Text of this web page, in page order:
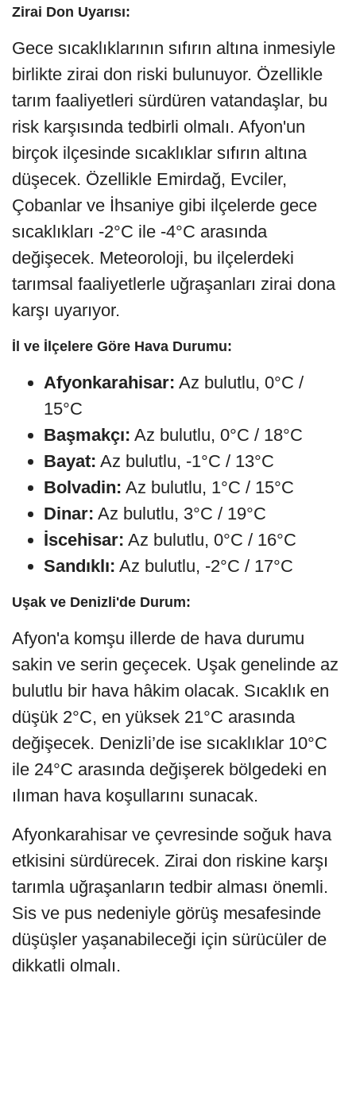
Zirai Don Uyarısı:
Gece sıcaklıklarının sıfırın altına inmesiyle
birlikte zirai don riski bulunuyor. Özellikle
tarım faaliyetleri sürdüren vatandaşlar, bu
risk karşısında tedbirli olmalı. Afyon'un
birçok ilçesinde sıcaklıklar sıfırın altına
düşecek. Özellikle Emirdağ, Evciler,
Çobanlar ve İhsaniye gibi ilçelerde gece
sıcaklıkları -2°C ile -4°C arasında
değişecek. Meteoroloji, bu ilçelerdeki
tarımsal faaliyetlerle uğraşanları zirai dona
karşı uyarıyor.
İl ve İlçelere Göre Hava Durumu:
Afyonkarahisar: Az bulutlu, 0°C /
15°C
Başmakçı: Az bulutlu, 0°C / 18°C
Bayat: Az bulutlu, -1°C / 13°C
Bolvadin: Az bulutlu, 1°C / 15°C
Dinar: Az bulutlu, 3°C / 19°C
İscehisar: Az bulutlu, 0°C / 16°C
Sandıklı: Az bulutlu, -2°C / 17°C
Uşak ve Denizli'de Durum:
Afyon'a komşu illerde de hava durumu
sakin ve serin geçecek. Uşak genelinde az
bulutlu bir hava hâkim olacak. Sıcaklık en
düşük 2°C, en yüksek 21°C arasında
değişecek. Denizli’de ise sıcaklıklar 10°C
ile 24°C arasında değişerek bölgedeki en
ılıman hava koşullarını sunacak.
Afyonkarahisar ve çevresinde soğuk hava
etkisini sürdürecek. Zirai don riskine karşı
tarımla uğraşanların tedbir alması önemli.
Sis ve pus nedeniyle görüş mesafesinde
düşüşler yaşanabileceği için sürücüler de
dikkatli olmalı.